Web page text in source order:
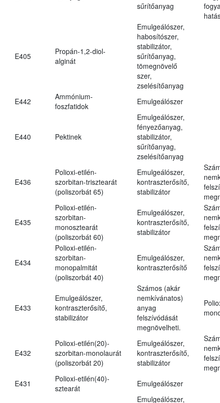
sűrítőanyag
E405
Propán-1,2-diol-
alginát
Emulgeálószer,
habosítószer,
stabilizátor,
sűrítőanyag,
tömegnövelő
szer,
zselésítőanyag
E442
Ammónium-
foszfatidok
Emulgeálószer
E440 Pektinek
Emulgeálószer,
fényezőanyag,
stabilizátor,
sűrítőanyag,
zselésítőanyag
E436
Polioxi-etilén-
szorbitan-trisztearát
(poliszorbát 65)
Emulgeálószer,
kontraszterősítő,
stabilizátor
E435
Polioxi-etilén-
szorbitan-
monosztearát
(poliszorbát 60)
Emulgeálószer,
kontraszterősítő,
stabilizátor
E434
Polioxi-etilén-
szorbitan-
monopalmitát
(poliszorbát 40)
Emulgeálószer,
kontraszterősítő
E433
Emulgeálószer,
kontraszterősítő,
stabilizátor
Számos (akár
nemkívánatos)
anyag
felszívódását
megnövelheti.
E432
Polioxi-etilén(20)-
szorbitan-monolaurát
(poliszorbát 20)
Emulgeálószer,
kontraszterősítő,
stabilizátor
E431
Polioxi-etilén(40)-
sztearát
Emulgeálószer
Emulgeálószer,